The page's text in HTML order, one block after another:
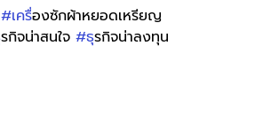
#เครื่องซักผ้าหยอดเหรียญ
ุรกิจน่าสนใจ #ธุรกิจน่าลงทุน